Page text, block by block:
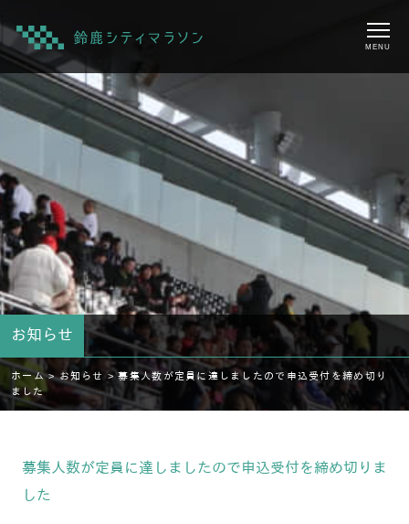
MENU
お知らせ
ホーム >お知らせ >募集人数が定員に達しましたので申込受付を締め切り
ました
募集人数が定員に達しましたので申込受付を締め切りま
した